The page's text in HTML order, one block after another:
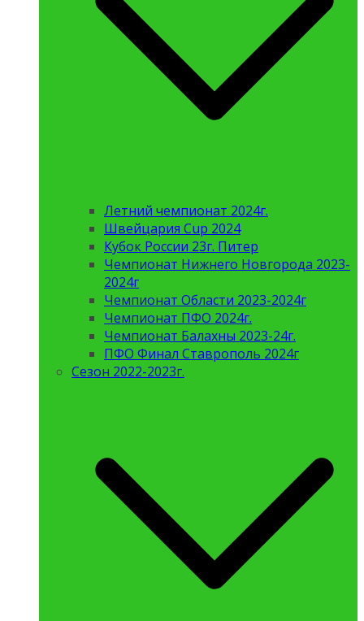
Летний чемпионат 2024г.
Швейцария Cup 2024
Кубок России 23г. Питер
Чемпионат Нижнего Новгорода 2023-
2024г
Чемпионат Области 2023-2024г
Чемпионат ПФО 2024г.
Чемпионат Балахны 2023-24г.
ПФО Финал Ставрополь 2024г
Сезон 2022-2023г.